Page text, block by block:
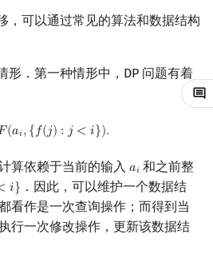
CLion
GUIDE
Sublime Text
CP Editor
pb_ds
堆排序
锦标赛排序
Tim 排序
排序相关 STL
费马小定理 & 欧拉定理
中国剩余定理
升幂引理
阶乘取模
多项式初等函数
多项式平移|连续点值平移
符号化方法
Lagrange 反演
形式幂级数复合|复合逆
伯努利数
分拆数
范德蒙德卷积
Pólya 计数
线性映射
Jordan标准型
红黑树
树分治
树哈希
树上随机游走
，可以通过常见的算法和数据结构
形．第一种情形中，DP 问题有着
(𝑎𝑖,{𝑓(𝑗) : 𝑗 < 𝑖}).
)=F( a i,{f(j): < i} ).
算依赖于当前的输入 𝑎𝑖
ai 和之前整
𝑖} ．因此，可以维护一个数据结
看作是一次查询操作；而得到当
行一次修改操作，更新该数据结